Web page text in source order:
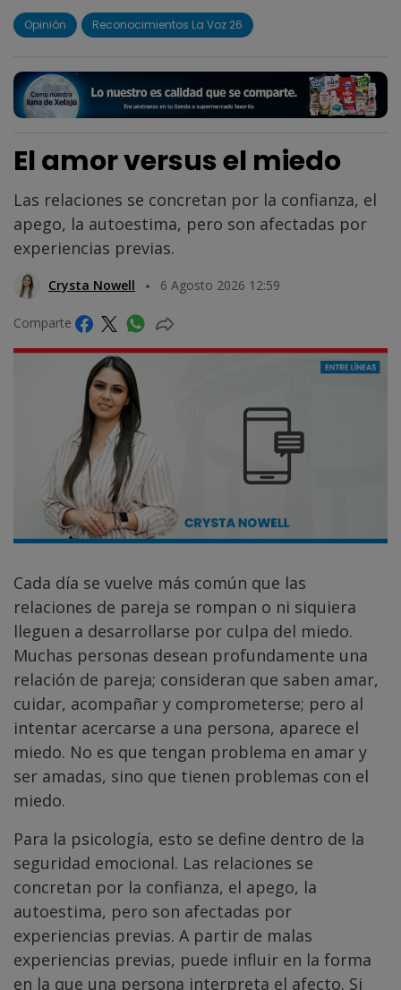
Opinión Reconocimientos La Voz 26
El amor versus el miedo
Las relaciones se concretan por la confianza, el
apego, la autoestima, pero son afectadas por
experiencias previas.
Crysta Nowell 6 Agosto 2026 12:59
Comparte
Cada día se vuelve más común que las
relaciones de pareja se rompan o ni siquiera
lleguen a desarrollarse por culpa del miedo.
Muchas personas desean profundamente una
relación de pareja; consideran que saben amar,
cuidar, acompañar y comprometerse; pero al
intentar acercarse a una persona, aparece el
miedo. No es que tengan problema en amar y
ser amadas, sino que tienen problemas con el
miedo.
Para la psicología, esto se define dentro de la
seguridad emocional. Las relaciones se
concretan por la confianza, el apego, la
autoestima, pero son afectadas por
experiencias previas. A partir de malas
experiencias previas, puede influir en la forma
en la que una persona interpreta el afecto. Si